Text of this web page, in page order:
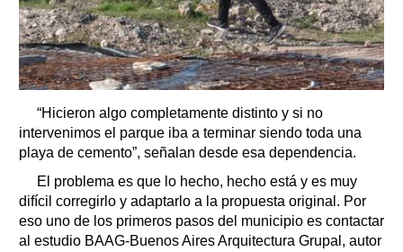
“Hicieron algo completamente distinto y si no
intervenimos el parque iba a terminar siendo toda una
playa de cemento”, señalan desde esa dependencia.
El problema es que lo hecho, hecho está y es muy
difícil corregirlo y adaptarlo a la propuesta original. Por
eso uno de los primeros pasos del municipio es contactar
al estudio BAAG-Buenos Aires Arquitectura Grupal, autor